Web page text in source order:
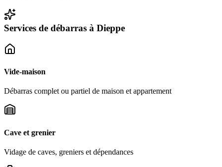
Services de débarras à Dieppe
Vide-maison
Débarras complet ou partiel de maison et appartement
Cave et grenier
Vidage de caves, greniers et dépendances